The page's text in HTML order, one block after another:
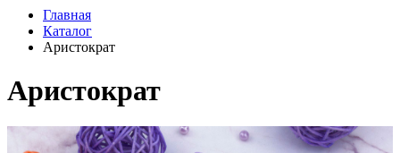
Главная
Каталог
Аристократ
Аристократ